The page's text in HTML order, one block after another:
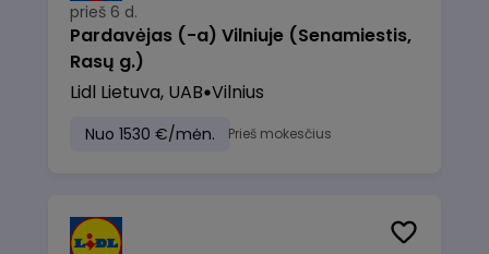
prieš 6 d.
Pardavėjas (-a) Vilniuje (Senamiestis,
Rasų g.)
Lidl Lietuva, UAB Vilnius
Nuo 1530 €/mėn. Prieš mokesčius